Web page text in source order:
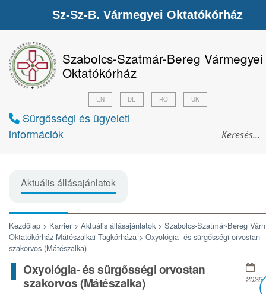
Szabolcs-Szatmár-Bereg Vármegyei
Oktatókórház
Sürgősségi és ügyeleti
információk
EN DE RO UK
Aktuális állásajánlatok
Kezdőlap > Karrier > Aktuális állásajánlatok > Szabolcs-Szatmár-Bereg
Oktatókórház Mátészalkai Tagkórháza > Oxyológia- és sürgősségi orvostan
szakorvos (Mátészalka)
Oxyológia- és sürgősségi orvostan
szakorvos (Mátészalka)
Sz-Sz-B. Vármegyei Oktatókórház